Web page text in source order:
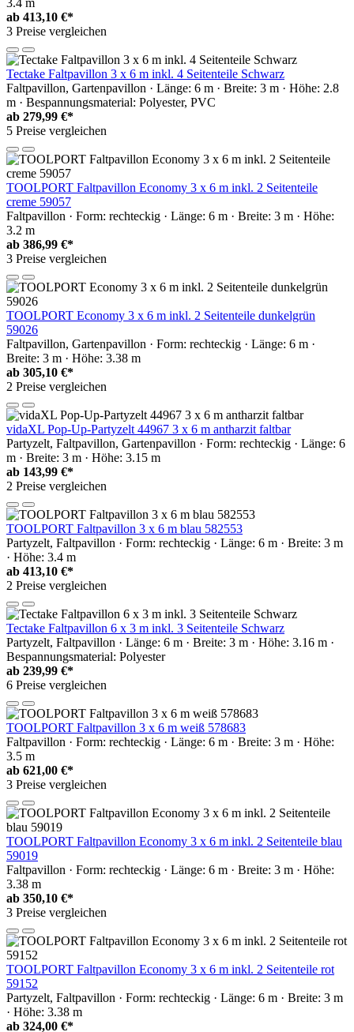
ab 413,10 €*
3 Preise vergleichen
Tectake Faltpavillon 3 x 6 m inkl. 4 Seitenteile Schwarz
Faltpavillon, Gartenpavillon · Länge: 6 m · Breite: 3 m · Höhe: 2.8
m · Bespannungsmaterial: Polyester, PVC
ab 279,99 €*
5 Preise vergleichen
TOOLPORT Faltpavillon Economy 3 x 6 m inkl. 2 Seitenteile
creme 59057
Faltpavillon · Form: rechteckig · Länge: 6 m · Breite: 3 m · Höhe:
3.2 m
ab 386,99 €*
3 Preise vergleichen
TOOLPORT Economy 3 x 6 m inkl. 2 Seitenteile dunkelgrün
59026
Faltpavillon, Gartenpavillon · Form: rechteckig · Länge: 6 m ·
Breite: 3 m · Höhe: 3.38 m
ab 305,10 €*
2 Preise vergleichen
vidaXL Pop-Up-Partyzelt 44967 3 x 6 m antharzit faltbar
Partyzelt, Faltpavillon, Gartenpavillon · Form: rechteckig · Länge: 6
m · Breite: 3 m · Höhe: 3.15 m
ab 143,99 €*
2 Preise vergleichen
TOOLPORT Faltpavillon 3 x 6 m blau 582553
Partyzelt, Faltpavillon · Form: rechteckig · Länge: 6 m · Breite: 3 m
· Höhe: 3.4 m
ab 413,10 €*
2 Preise vergleichen
Tectake Faltpavillon 6 x 3 m inkl. 3 Seitenteile Schwarz
Partyzelt, Faltpavillon · Länge: 6 m · Breite: 3 m · Höhe: 3.16 m ·
Bespannungsmaterial: Polyester
ab 239,99 €*
6 Preise vergleichen
TOOLPORT Faltpavillon 3 x 6 m weiß 578683
Faltpavillon · Form: rechteckig · Länge: 6 m · Breite: 3 m · Höhe:
3.5 m
ab 621,00 €*
3 Preise vergleichen
TOOLPORT Faltpavillon Economy 3 x 6 m inkl. 2 Seitenteile blau
59019
Faltpavillon · Form: rechteckig · Länge: 6 m · Breite: 3 m · Höhe:
3.38 m
ab 350,10 €*
3 Preise vergleichen
TOOLPORT Faltpavillon Economy 3 x 6 m inkl. 2 Seitenteile rot
59152
Partyzelt, Faltpavillon · Form: rechteckig · Länge: 6 m · Breite: 3 m
· Höhe: 3.38 m
ab 324,00 €*